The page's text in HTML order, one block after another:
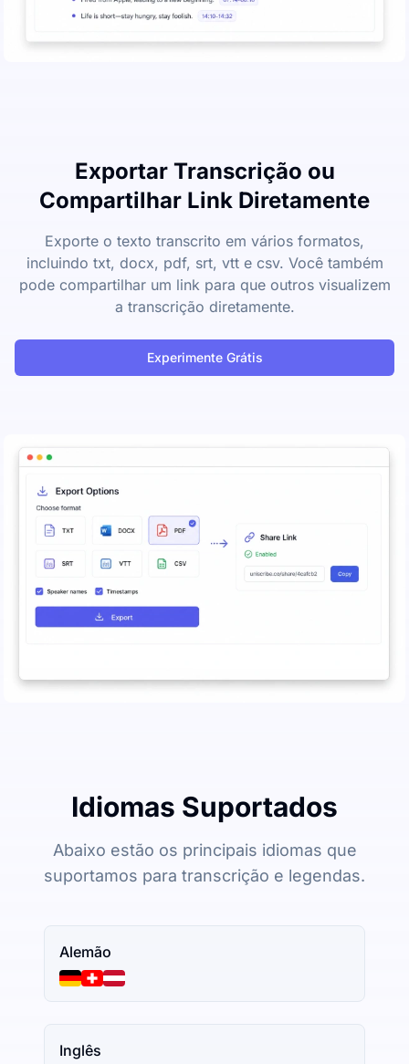
Exportar Transcrição ou
Compartilhar Link Diretamente
Exporte o texto transcrito em vários formatos,
incluindo txt, docx, pdf, srt, vtt e csv. Você também
pode compartilhar um link para que outros visualizem
a transcrição diretamente.
Experimente Grátis
Idiomas Suportados
Abaixo estão os principais idiomas que
suportamos para transcrição e legendas.
Alemão
Inglês